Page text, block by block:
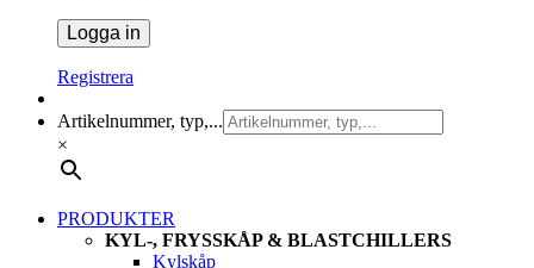
Registrera
Artikelnummer, typ,...
×
PRODUKTER
KYL-, FRYSSKÅP & BLASTCHILLERS
Kylskåp